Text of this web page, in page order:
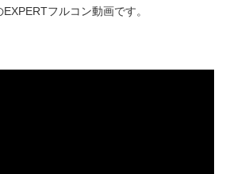
フルコン動画です。